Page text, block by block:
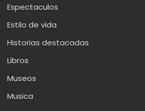
Espectaculos
Estilo de vida
Historias destacadas
Libros
Museos
Musica